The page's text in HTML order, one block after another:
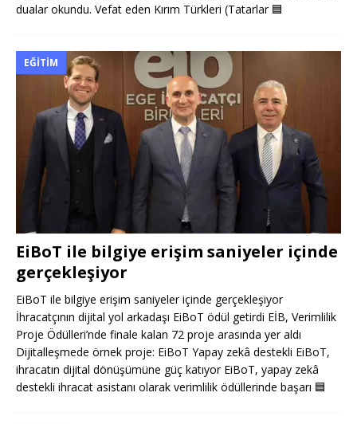
dualar okundu. Vefat eden Kırım Türkleri (Tatarlar 🟦
EĞITIM
EiBoT ile bilgiye erişim saniyeler içinde
gerçekleşiyor
EiBoT ile bilgiye erişim saniyeler içinde gerçekleşiyor
İhracatçının dijital yol arkadaşı EiBoT ödül getirdi EİB, Verimlilik
Proje Ödülleri’nde finale kalan 72 proje arasında yer aldı
Dijitalleşmede örnek proje: EiBoT Yapay zekâ destekli EiBoT,
ihracatın dijital dönüşümüne güç katıyor EiBoT, yapay zekâ
destekli ihracat asistanı olarak verimlilik ödüllerinde başarı 🟦